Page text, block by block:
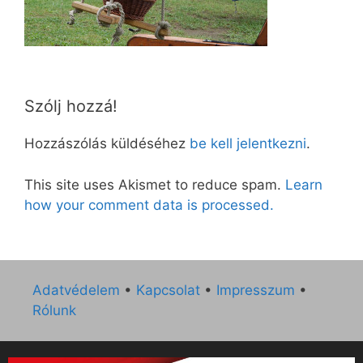
Szólj hozzá!
Hozzászólás küldéséhez be kell jelentkezni.
This site uses Akismet to reduce spam. Learn
how your comment data is processed.
Adatvédelem • Kapcsolat • Impresszum •
Rólunk